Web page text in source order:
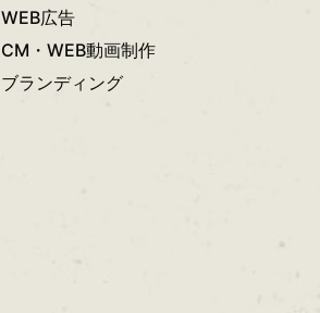
WEB広告
CM・WEB動画制作
ブランディング